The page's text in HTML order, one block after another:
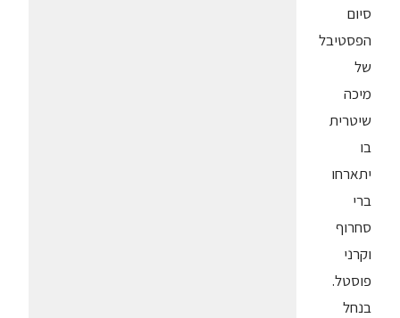
סיום
הפסטיבל
של
מיכה
שיטרית
בו
יתארחו
ברי
סחרוף
וקרני
פוסטל.
בנחל